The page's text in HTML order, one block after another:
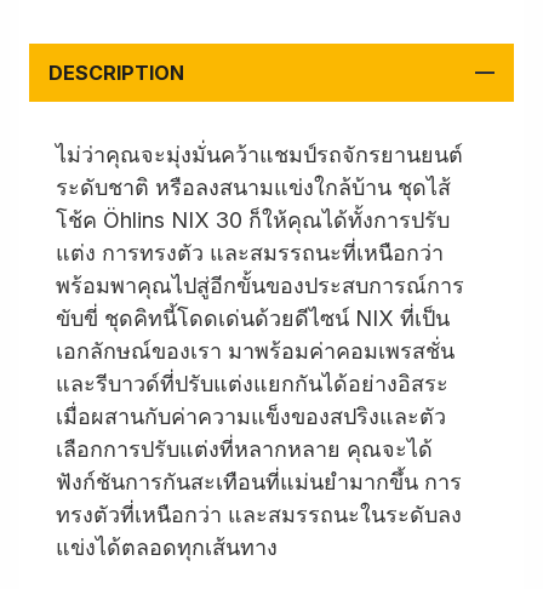
DESCRIPTION
ไม่ว่าคุณจะมุ่งมั่นคว้าแชมป์รถจักรยานยนต์
ระดับชาติ หรือลงสนามแข่งใกล้บ้าน ชุดไส้
โช้ค Öhlins NIX 30 ก็ให้คุณได้ทั้งการปรับ
แต่ง การทรงตัว และสมรรถนะที่เหนือกว่า
พร้อมพาคุณไปสู่อีกขั้นของประสบการณ์การ
ขับขี่ ชุดคิทนี้โดดเด่นด้วยดีไซน์ NIX ที่เป็น
เอกลักษณ์ของเรา มาพร้อมค่าคอมเพรสชั่น
และรีบาวด์ที่ปรับแต่งแยกกันได้อย่างอิสระ
เมื่อผสานกับค่าความแข็งของสปริงและตัว
เลือกการปรับแต่งที่หลากหลาย คุณจะได้
ฟังก์ชันการกันสะเทือนที่แม่นยำมากขึ้น การ
ทรงตัวที่เหนือกว่า และสมรรถนะในระดับลง
แข่งได้ตลอดทุกเส้นทาง